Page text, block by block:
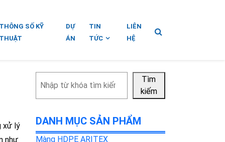
SỐ KỸ
DỰ
ÁN
TIN
TỨC
LIÊN
HỆ
xử lý
như
kiếm
Tìm
kiếm
DANH MỤC SẢN PHẨM
Màng HDPE ARITEX